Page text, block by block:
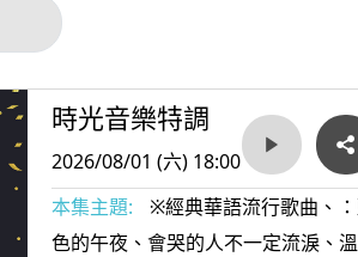
時光音樂特調
2026/08/01 (六) 18:00
本集主題:
※經典華語流行歌曲、
色的午夜、會哭的人不一定流淚、